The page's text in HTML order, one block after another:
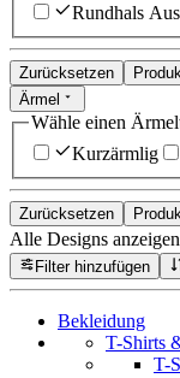
Rundhals
Zurücksetzen
Ärmel
Wähle einen
Kurzärmlig
Zurücksetzen
Alle Designs anzeigen
Filter hinzufügen
Bekleidung
T-Shirts
T-